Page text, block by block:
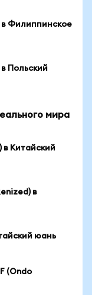
в Филиппинское
Польский
мира
в Китайский
в
юань
(Ondo